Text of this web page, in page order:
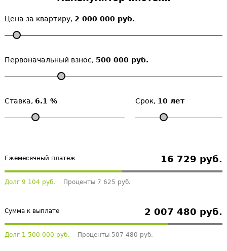
Цена за квартиру, 2 000 000 руб.
Первоначальный взнос, 500 000 руб.
Ставка, 6.1 % Срок, 10 лет
Ежемесячный платеж 16 729 руб.
Долг 9 104 руб. Проценты 7 625 руб.
Сумма к выплате 2 007 480 руб.
Долг 1 500 000 руб. Проценты 507 480 руб.